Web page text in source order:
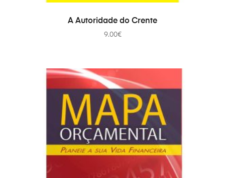
TOEVOEGEN AAN WINKELWAGEN
A Autoridade do Crente
9.00€